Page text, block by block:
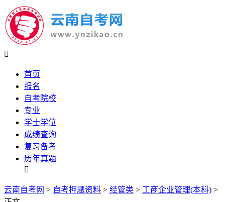

首页
报名
自考院校
专业
学士学位
成绩查询
复习备考
历年真题

云南自考网 > 自考押题资料 > 经管类 > 工商企业管理(本科) >